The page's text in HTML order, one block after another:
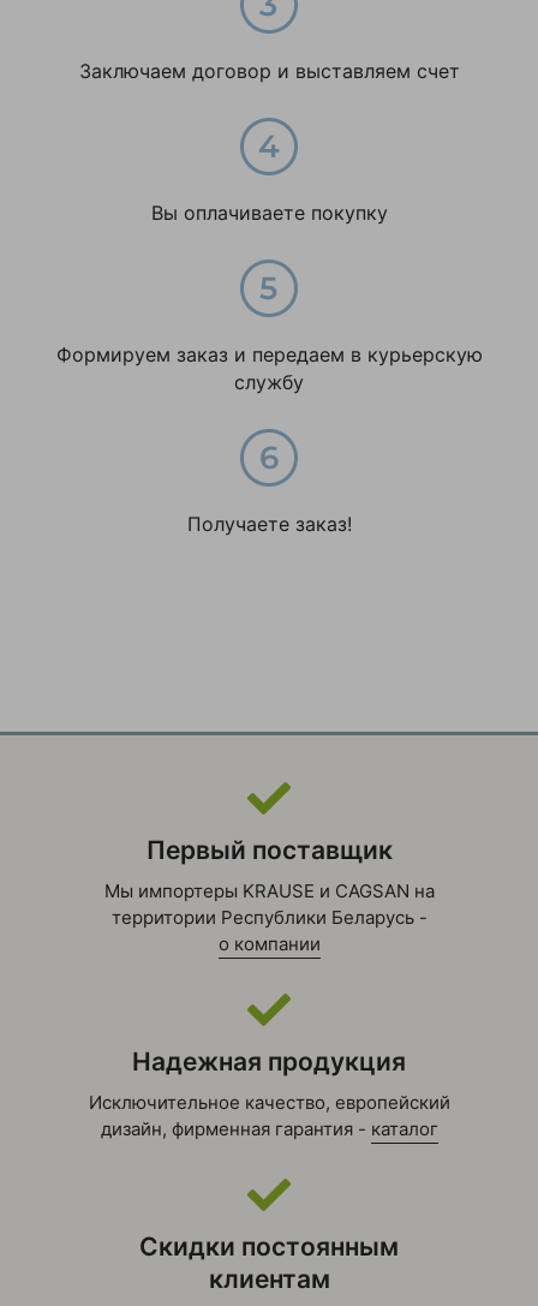
Заключаем договор и выставляем счет
Вы оплачиваете покупку
Формируем заказ и передаем в курьерскую
службу
Получаете заказ!
Первый поставщик
Мы импортеры KRAUSE и CAGSAN на
территории Республики Беларусь -
о компании
Надежная продукция
Исключительное качество, европейский
дизайн, фирменная гарантия - каталог
Скидки постоянным
клиентам